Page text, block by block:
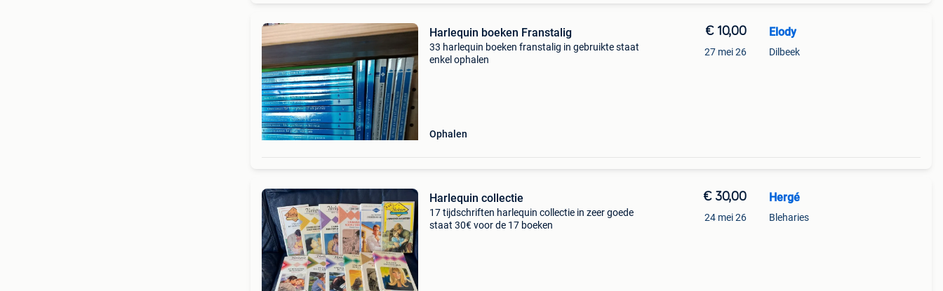
Harlequin boeken Franstalig
33 harlequin boeken franstalig in gebruikte staat
enkel ophalen
Ophalen
€ 10,00
27 mei 26
Elody
Dilbeek
Harlequin collectie
17 tijdschriften harlequin collectie in zeer goede
staat 30€ voor de 17 boeken
€ 30,00
24 mei 26
Hergé
Bleharies